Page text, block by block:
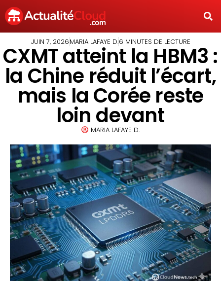
JUIN 7, 2026MARIA LAFAYE D.6 MINUTES DE LECTURE
CXMT atteint la HBM3 :
la Chine réduit l’écart,
mais la Corée reste
loin devant
MARIA LAFAYE D.